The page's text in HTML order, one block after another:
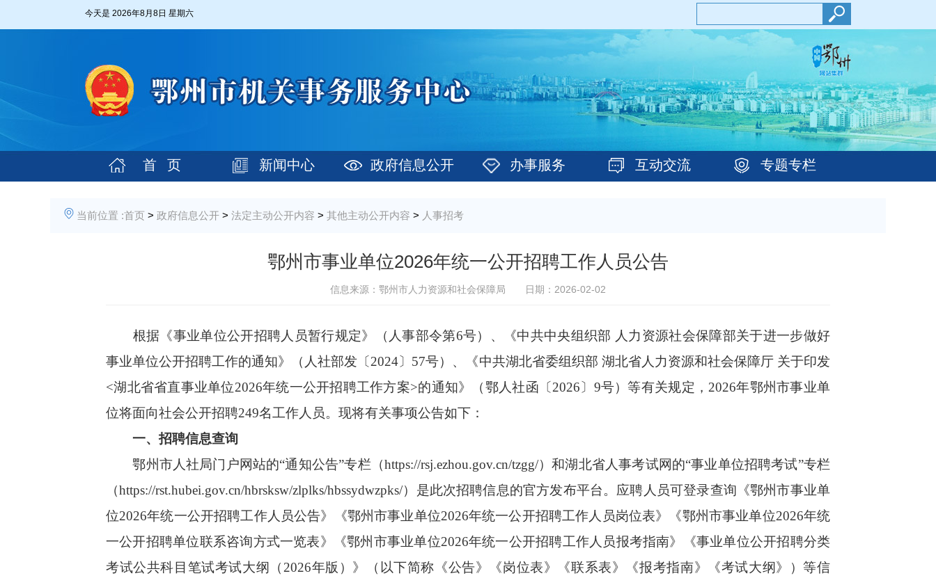
今天是 2026年8月8日 星期六
首 页 新闻中心 政府信息公开 办事服务 互动交流 专题专栏
当前位置 :首页 > 政府信息公开 > 法定主动公开内容 > 其他主动公开内容 > 人事招考
鄂州市事业单位2026年统一公开招聘工作人员公告
信息来源：鄂州市人力资源和社会保障局 日期：2026-02-02
根据《事业单位公开招聘人员暂行规定》（人事部令第6号）、《中共中央组织部 人力资源社会保障部关于进一步做好
事业单位公开招聘工作的通知》（人社部发〔2024〕57号）、《中共湖北省委组织部 湖北省人力资源和社会保障厅 关于印发
<湖北省省直事业单位2026年统一公开招聘工作方案>的通知》（鄂人社函〔2026〕9号）等有关规定，2026年鄂州市事业单
位将面向社会公开招聘249名工作人员。现将有关事项公告如下：
一、招聘信息查询
鄂州市人社局门户网站的“通知公告”专栏（https://rsj.ezhou.gov.cn/tzgg/）和湖北省人事考试网的“事业单位招聘考试”专栏
（https://rst.hubei.gov.cn/hbrsksw/zlplks/hbssydwzpks/）是此次招聘信息的官方发布平台。应聘人员可登录查询《鄂州市事业单
位2026年统一公开招聘工作人员公告》《鄂州市事业单位2026年统一公开招聘工作人员岗位表》《鄂州市事业单位2026年统
一公开招聘单位联系咨询方式一览表》《鄂州市事业单位2026年统一公开招聘工作人员报考指南》《事业单位公开招聘分类
考试公共科目笔试考试大纲（2026年版）》（以下简称《公告》《岗位表》《联系表》《报考指南》《考试大纲》）等信